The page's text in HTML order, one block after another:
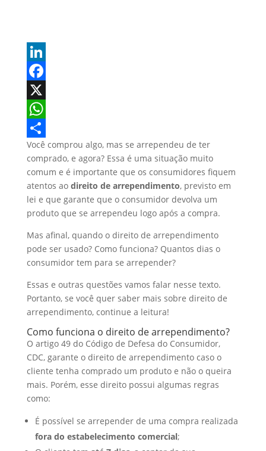
L
n
k
e
I
n
a
c
e
o
o
X
W
h
t
s
p
p
S
a
r
Você comprou algo, mas se arrependeu de ter
comprado, e agora? Essa é uma situação muito
comum e é importante que os consumidores fiquem
atentos ao direito de arrependimento, previsto em
lei e que garante que o consumidor devolva um
produto que se arrependeu logo após a compra.
Mas afinal, quando o direito de arrependimento
pode ser usado? Como funciona? Quantos dias o
consumidor tem para se arrepender?
Essas e outras questões vamos falar nesse texto.
Portanto, se você quer saber mais sobre direito de
arrependimento, continue a leitura!
Como funciona o direito de arrependimento?
O artigo 49 do Código de Defesa do Consumidor,
CDC, garante o direito de arrependimento caso o
cliente tenha comprado um produto e não o queira
mais. Porém, esse direito possui algumas regras
como:
É possível se arrepender de uma compra realizada
fora do estabelecimento comercial;